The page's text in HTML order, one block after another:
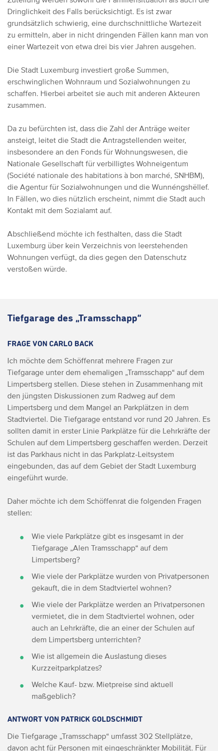
Dringlichkeit des Falls berücksichtigt. Es ist zwar
grundsätzlich schwierig, eine durchschnittliche Wartezeit
zu ermitteln, aber in nicht dringenden Fällen kann man von
einer Wartezeit von etwa drei bis vier Jahren ausgehen.
Die Stadt Luxemburg investiert große Summen,
erschwinglichen Wohnraum und Sozialwohnungen zu
schaffen. Hierbei arbeitet sie auch mit anderen Akteuren
zusammen.
Da zu befürchten ist, dass die Zahl der Anträge weiter
ansteigt, leitet die Stadt die Antragstellenden weiter,
insbesondere an den Fonds für Wohnungswesen, die
Nationale Gesellschaft für verbilligtes Wohneigentum
(Société nationale des habitations à bon marché, SNHBM),
die Agentur für Sozialwohnungen und die Wunnéngshëllef.
In Fällen, wo dies nützlich erscheint, nimmt die Stadt auch
Kontakt mit dem Sozialamt auf.
Abschließend möchte ich festhalten, dass die Stadt
Luxemburg über kein Verzeichnis von leerstehenden
Wohnungen verfügt, da dies gegen den Datenschutz
verstoßen würde.
Tiefgarage des „Tramsschapp“
FRAGE VON CARLO BACK
Ich möchte dem Schöffenrat mehrere Fragen zur
Tiefgarage unter dem ehemaligen „Tramsschapp“ auf dem
Limpertsberg stellen. Diese stehen in Zusammenhang mit
den jüngsten Diskussionen zum Radweg auf dem
Limpertsberg und dem Mangel an Parkplätzen in dem
Stadtviertel. Die Tiefgarage entstand vor rund 20 Jahren. Es
sollten damit in erster Linie Parkplätze für die Lehrkräfte der
Schulen auf dem Limpertsberg geschaffen werden. Derzeit
ist das Parkhaus nicht in das Parkplatz-Leitsystem
eingebunden, das auf dem Gebiet der Stadt Luxemburg
eingeführt wurde.
Daher möchte ich dem Schöffenrat die folgenden Fragen
stellen:
Wie viele Parkplätze gibt es insgesamt in der
Tiefgarage „Alen Tramsschapp“ auf dem
Limpertsberg?
Wie viele der Parkplätze wurden von Privatpersonen
gekauft, die in dem Stadtviertel wohnen?
Wie viele der Parkplätze werden an Privatpersonen
vermietet, die in dem Stadtviertel wohnen, oder
auch an Lehrkräfte, die an einer der Schulen auf
dem Limpertsberg unterrichten?
Wie ist allgemein die Auslastung dieses
Kurzzeitparkplatzes?
Welche Kauf- bzw. Mietpreise sind aktuell
maßgeblich?
ANTWORT VON PATRICK GOLDSCHMIDT
Die Tiefgarage „Tramsschapp“ umfasst 302 Stellplätze,
davon acht für Personen mit eingeschränkter Mobilität. Für